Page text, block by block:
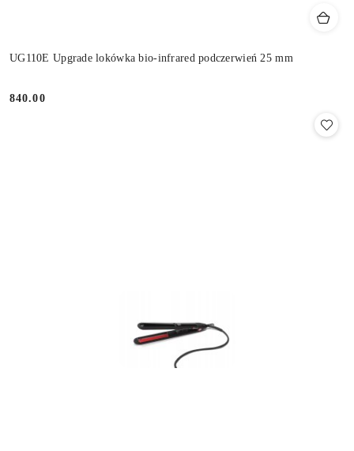
UG110E Upgrade lokówka bio-infrared podczerwień 25 mm
Cena:
840.00